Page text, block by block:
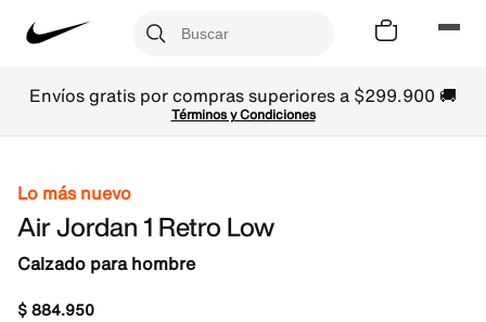
Envíos gratis por compras superiores a $299.900 🚚
Términos y Condiciones
Lo más nuevo
Air Jordan 1 Retro Low
Calzado para hombre
$884.950